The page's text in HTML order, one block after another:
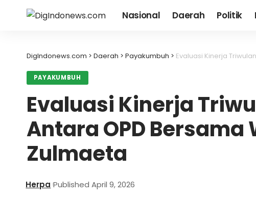
Nasional Daerah Politik
DigIndonews.com > Daerah > Payakumbuh > Evaluasi Kinerja
PAYAKUMBUH
Evaluasi Kinerja
Antara OPD Bersama
Zulmaeta
Herpa Published April 9, 2026